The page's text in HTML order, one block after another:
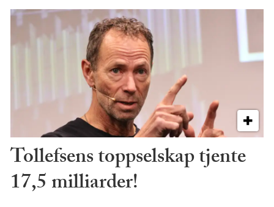
Tollefsens toppselskap tjente
17,5 milliarder!